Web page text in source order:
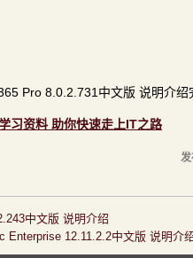
Pro 8.0.2.731中文版 说明介绍
习资料 助你快速走上IT之路
中文版 说明介绍
Enterprise 12.11.2.2中文版 说明介